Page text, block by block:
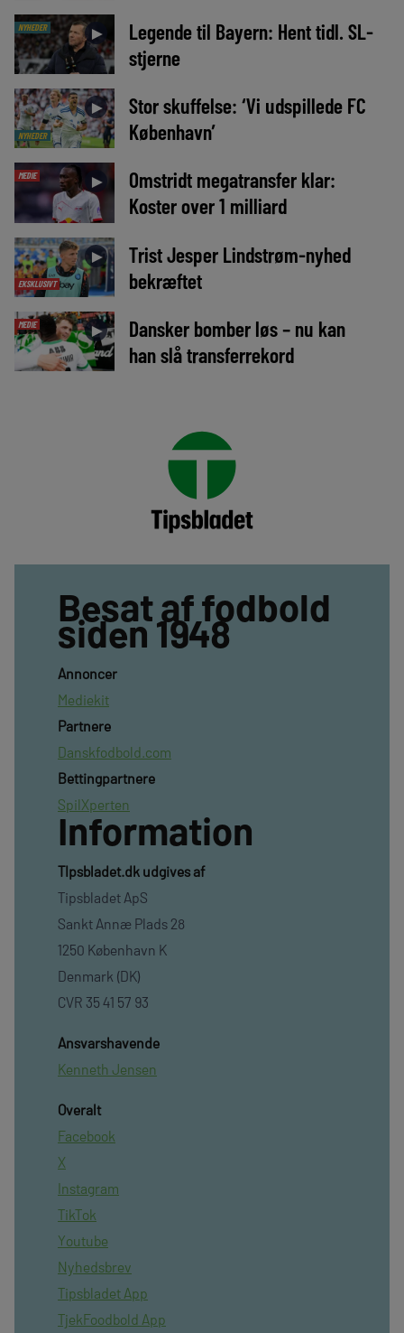
NYHEDER ►
Legende til Bayern: Hent tidl. SL-
stjerne
NYHEDER
►
Stor skuffelse: ‘Vi udspillede FC
København’
MEDIE ►
Omstridt megatransfer klar:
Koster over 1 milliard
EKSKLUSIVT
►
Trist Jesper Lindstrøm-nyhed
bekræftet
MEDIE ►
Dansker bomber løs – nu kan
han slå transferrekord
Besat af fodbold
siden 1948
Annoncer
Mediekit
Partnere
Danskfodbold.com
Bettingpartnere
SpilXperten
Information
TIpsbladet.dk udgives af
Tipsbladet ApS
Sankt Annæ Plads 28
1250 København K
Denmark (DK)
CVR 35 41 57 93
Ansvarshavende
Kenneth Jensen
Overalt
Facebook
X
Instagram
TikTok
Youtube
Nyhedsbrev
Tipsbladet App
TjekFoodbold App